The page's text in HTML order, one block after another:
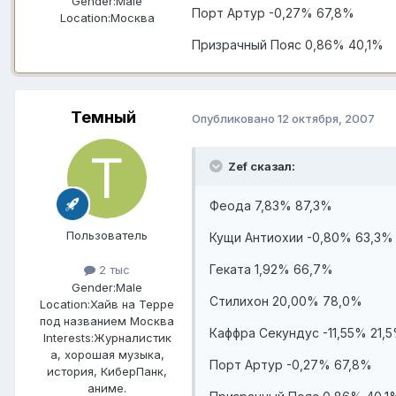
Location:Москва Порт Артур -0,27% 67,8%
Призрачный Пояс 0,86% 40,1%
Темный
Пользователь
2 тыс
Gender:Male
Location:Хайв на Терре
под названием Москва
Interests:Журналистик
а, хорошая музыка,
история, КиберПанк,
аниме.
Опубликовано 12 октября, 2007
Zef сказал:
Феода 7,83% 87,3%
Кущи Антиохии -0,80% 63,3%
Геката 1,92% 66,7%
Стилихон 20,00% 78,0%
Каффра Секундус -11,55%
Порт Артур -0,27% 67,8%